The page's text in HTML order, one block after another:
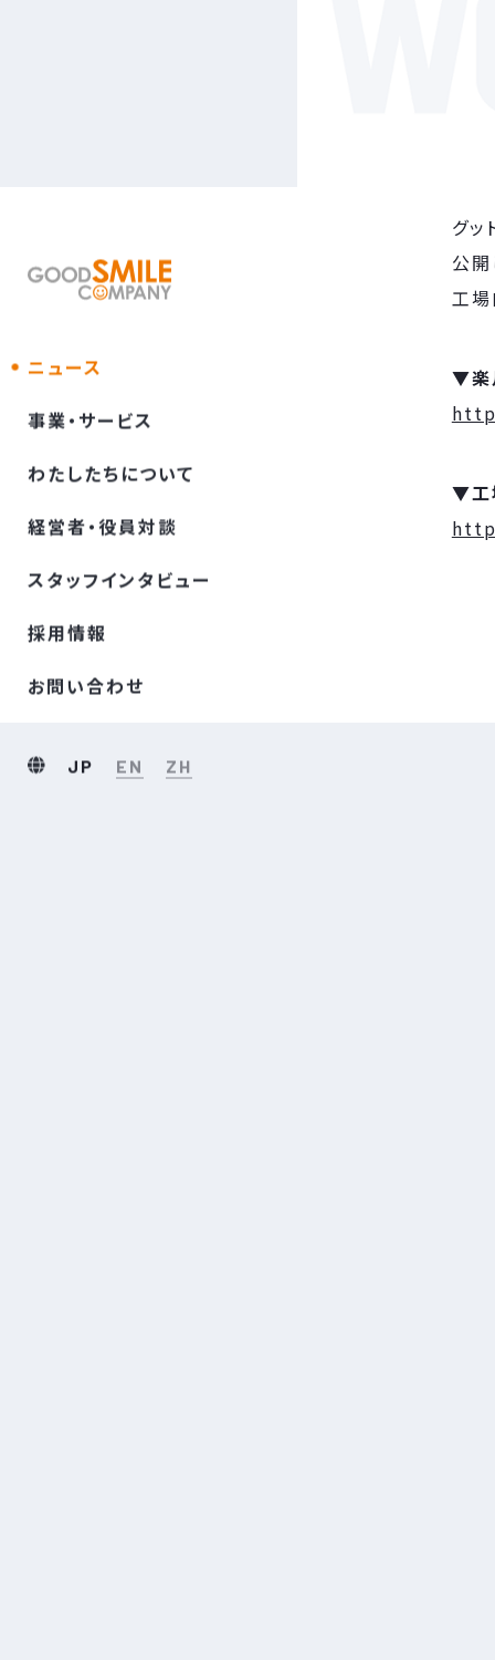
ニュース
事業・サービス
わたしたちについて
経営者・役員対談
スタッフインタビュー
採⽤情報
お問い合わせ
JP EN ZH
グ
公開
工
▼楽
▼工